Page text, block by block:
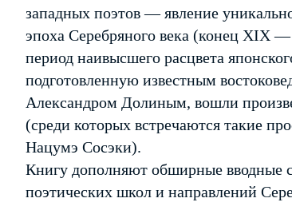
западных поэтов — явление
эпоха Серебряного века (конец XIX
период наивысшего расцвета
подготовленную известным
Александром Долиным, вошли
(среди которых встречаются такие
Нацумэ Сосэки).
Книгу дополняют обширные вводные
поэтических школ и направлений